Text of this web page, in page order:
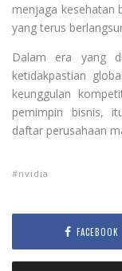
menjaga kesehatan
yang terus
Dalam era yang
ketidakpastian
keunggulan
pemimpin bisnis,
daftar perusahaan
nvidia
FACEBOOK